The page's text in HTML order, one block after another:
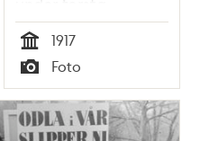
världskriget.
Tid
1917
Typ
Foto